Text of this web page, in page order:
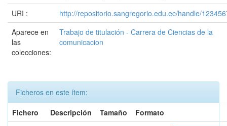
URI :
http://repositorio.sangregorio.edu.ec/handle/
Aparece en
las
colecciones:
Trabajo de titulación - Carrera de Ciencias de la
comunicacion
Ficheros en este ítem:
Fichero
Descripción Tamaño
Formato